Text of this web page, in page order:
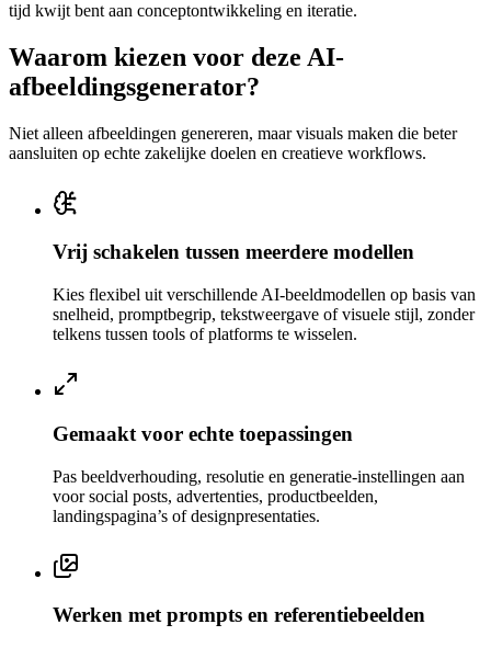
tijd kwijt bent aan conceptontwikkeling en iteratie.
Waarom kiezen voor deze AI-
afbeeldingsgenerator?
Niet alleen afbeeldingen genereren, maar visuals maken die beter
aansluiten op echte zakelijke doelen en creatieve workflows.
Vrij schakelen tussen meerdere modellen
Kies flexibel uit verschillende AI-beeldmodellen op basis van
snelheid, promptbegrip, tekstweergave of visuele stijl, zonder
telkens tussen tools of platforms te wisselen.
Gemaakt voor echte toepassingen
Pas beeldverhouding, resolutie en generatie-instellingen aan
voor social posts, advertenties, productbeelden,
landingspagina’s of designpresentaties.
Werken met prompts en referentiebeelden